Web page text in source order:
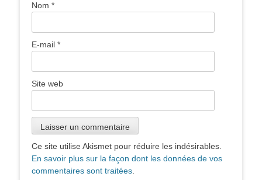
Nom *
E-mail *
Site web
Ce site utilise Akismet pour réduire les indésirables.
En savoir plus sur la façon dont les données de vos
commentaires sont traitées